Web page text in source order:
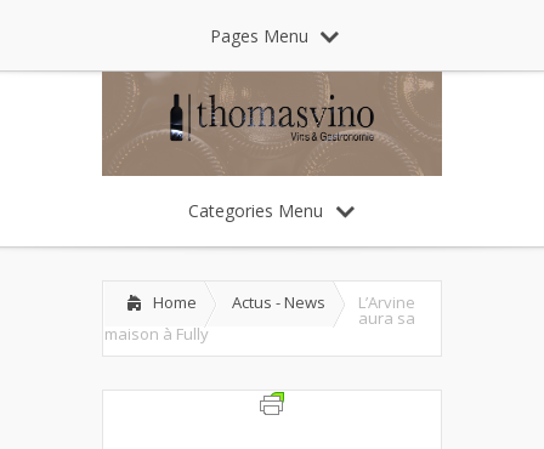
Pages Menu
Categories Menu
Home Actus - News L’Arvine
aura sa
maison à Fully